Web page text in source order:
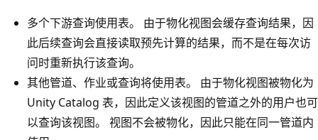
多个下游查询使用表。 由于物化视图会缓存查询结果，因
此后续查询会直接读取预先计算的结果，而不是在每次访
问时重新执行该查询。
其他管道、作业或查询将使用表。 由于物化视图被物化为
Unity Catalog 表，因此定义该视图的管道之外的用户也可
以查询该视图。 视图不会被物化，因此只能在同一管道内